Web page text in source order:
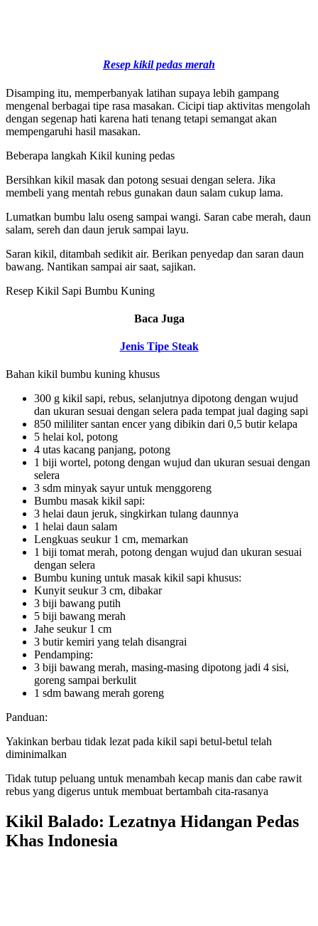
Resep kikil pedas merah
Disamping itu, memperbanyak latihan supaya lebih gampang
mengenal berbagai tipe rasa masakan. Cicipi tiap aktivitas mengolah
dengan segenap hati karena hati tenang tetapi semangat akan
mempengaruhi hasil masakan.
Beberapa langkah Kikil kuning pedas
Bersihkan kikil masak dan potong sesuai dengan selera. Jika
membeli yang mentah rebus gunakan daun salam cukup lama.
Lumatkan bumbu lalu oseng sampai wangi. Saran cabe merah, daun
salam, sereh dan daun jeruk sampai layu.
Saran kikil, ditambah sedikit air. Berikan penyedap dan saran daun
bawang. Nantikan sampai air saat, sajikan.
Resep Kikil Sapi Bumbu Kuning
Baca Juga
Jenis Tipe Steak
Bahan kikil bumbu kuning khusus
300 g kikil sapi, rebus, selanjutnya dipotong dengan wujud
dan ukuran sesuai dengan selera pada tempat jual daging sapi
850 mililiter santan encer yang dibikin dari 0,5 butir kelapa
5 helai kol, potong
4 utas kacang panjang, potong
1 biji wortel, potong dengan wujud dan ukuran sesuai dengan
selera
3 sdm minyak sayur untuk menggoreng
Bumbu masak kikil sapi:
3 helai daun jeruk, singkirkan tulang daunnya
1 helai daun salam
Lengkuas seukur 1 cm, memarkan
1 biji tomat merah, potong dengan wujud dan ukuran sesuai
dengan selera
Bumbu kuning untuk masak kikil sapi khusus:
Kunyit seukur 3 cm, dibakar
3 biji bawang putih
5 biji bawang merah
Jahe seukur 1 cm
3 butir kemiri yang telah disangrai
Pendamping:
3 biji bawang merah, masing-masing dipotong jadi 4 sisi,
goreng sampai berkulit
1 sdm bawang merah goreng
Panduan:
Yakinkan berbau tidak lezat pada kikil sapi betul-betul telah
diminimalkan
Tidak tutup peluang untuk menambah kecap manis dan cabe rawit
rebus yang digerus untuk membuat bertambah cita-rasanya
Kikil Balado: Lezatnya Hidangan Pedas
Khas Indonesia